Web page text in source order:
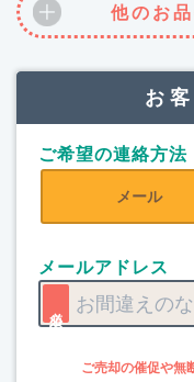
他のお
お
ご希望の連絡方法
メール
メールアドレス